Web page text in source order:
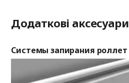
Додаткові аксесуари
Системы запирания роллет